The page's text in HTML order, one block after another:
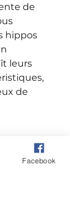
de
hippos
leurs
de
Facebook